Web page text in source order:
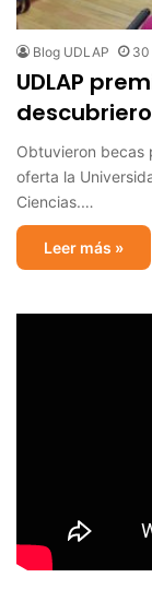
Blog UDLAP 30
UDLAP
Obtuvieron becas
oferta la
Ciencias.…
Leer más »